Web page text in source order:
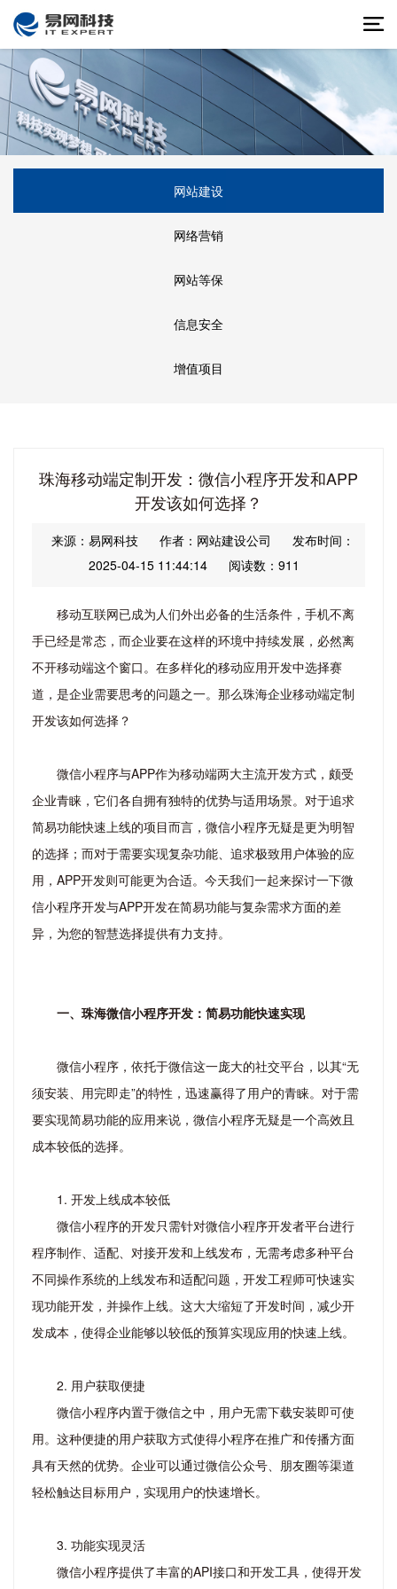
网站建设
网络营销
网站等保
信息安全
增值项目
珠海移动端定制开发：微信小程序开发和APP
开发该如何选择？
来源：易网科技 作者：网站建设公司
发布时间：
2025-04-15 11:44:14
阅读数：911
移动互联网已成为人们外出必备的生活条件，手机不离
手已经是常态，而企业要在这样的环境中持续发展，必然离
不开移动端这个窗口。在多样化的移动应用开发中选择赛
道，是企业需要思考的问题之一。那么珠海企业移动端定制
开发该如何选择？
微信小程序与APP作为移动端两大主流开发方式，颇受
企业青睐，它们各自拥有独特的优势与适用场景。对于追求
简易功能快速上线的项目而言，微信小程序无疑是更为明智
的选择；而对于需要实现复杂功能、追求极致用户体验的应
用，APP开发则可能更为合适。今天我们一起来探讨一下微
信小程序开发与APP开发在简易功能与复杂需求方面的差
异，为您的智慧选择提供有力支持。
一、珠海微信小程序开发：简易功能快速实现
微信小程序，依托于微信这一庞大的社交平台，以其“无
须安装、用完即走”的特性，迅速赢得了用户的青睐。对于需
要实现简易功能的应用来说，微信小程序无疑是一个高效且
成本较低的选择。
1. 开发上线成本较低
微信小程序的开发只需针对微信小程序开发者平台进行
程序制作、适配、对接开发和上线发布，无需考虑多种平台
不同操作系统的上线发布和适配问题，开发工程师可快速实
现功能开发，并操作上线。这大大缩短了开发时间，减少开
发成本，使得企业能够以较低的预算实现应用的快速上线。
2. 用户获取便捷
微信小程序内置于微信之中，用户无需下载安装即可使
用。这种便捷的用户获取方式使得小程序在推广和传播方面
具有天然的优势。企业可以通过微信公众号、朋友圈等渠道
轻松触达目标用户，实现用户的快速增长。
3. 功能实现灵活
微信小程序提供了丰富的API接口和开发工具，使得开发